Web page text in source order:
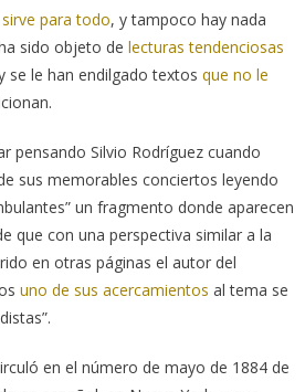
para todo, y tampoco hay nada
sido objeto de lecturas tendenciosas
se le han endilgado textos que no le
pensando Silvio Rodríguez cuando
sus memorables conciertos leyendo
un fragmento donde aparecen
que con una perspectiva similar a la
en otras páginas el autor del
uno de sus acercamientos al tema se
en el número de mayo de 1884 de